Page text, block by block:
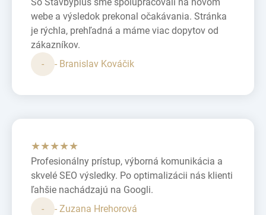
webe a výsledok prekonal očakávania. Stránka
je rýchla, prehľadná a máme viac dopytov od
zákazníkov.
-
- Branislav Kováčik
★★★★★
Profesionálny prístup, výborná komunikácia a
skvelé SEO výsledky. Po optimalizácii nás klienti
ľahšie nachádzajú na Googli.
-
- Zuzana Hrehorová